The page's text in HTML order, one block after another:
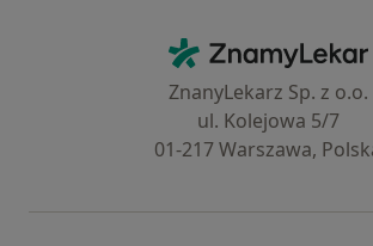
ZnamyLekar -
ZnanyLekarz Sp. z o.o.
ul. Kolejowa 5/7
01-217 Warszawa,